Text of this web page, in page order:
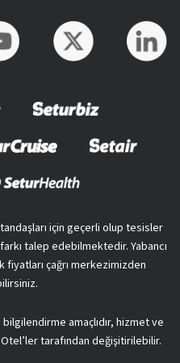
için geçerli olup tesisler
talep edebilmektedir. Yabancı
çağrı merkezimizden
amaçlıdır, hizmet ve
tarafından değişitirilebilir.